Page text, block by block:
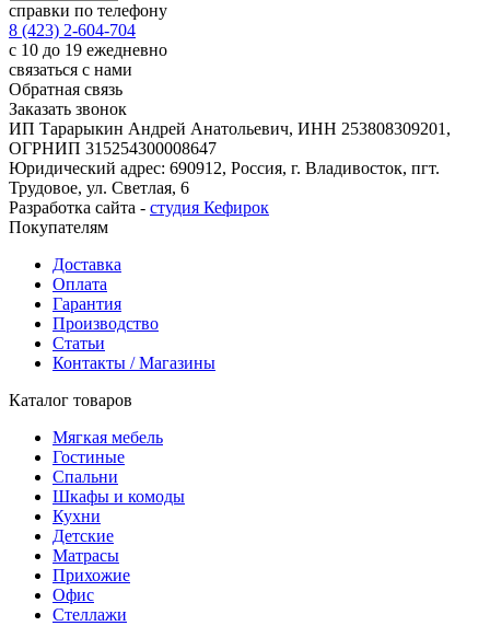
справки по телефону
8 (423) 2-604-704
с 10 до 19 ежедневно
связаться с нами
Обратная связь
Заказать звонок
ИП Тарарыкин Андрей Анатольевич, ИНН 253808309201,
ОГРНИП 315254300008647
Юридический адрес: 690912, Россия, г. Владивосток, пгт.
Трудовое, ул. Светлая, 6
Разработка сайта - студия Кефирок
Покупателям
Доставка
Оплата
Гарантия
Производство
Статьи
Контакты / Магазины
Каталог товаров
Мягкая мебель
Гостиные
Спальни
Шкафы и комоды
Кухни
Детские
Матрасы
Прихожие
Офис
Стеллажи